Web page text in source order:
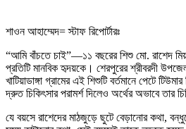
শাওন আহাম্মেদ= স্টাফ রিপোর্টারঃ
“আমি বাঁচতে চাই”—১১ বছরের শিশু মো. রাশেদ
প্রতিটি মানবিক হৃদয়কে। শেরপুরের শ্রীবরদী
খাটিয়াডাঙ্গা গ্রামের এই শিশুটি বর্তমানে পেটে
দ্রুত চিকিৎসার পরামর্শ দিলেও অর্থের অভাবে তার
যে বয়সে রাশেদের মাঠজুড়ে ছুটে বেড়ানোর কথা,